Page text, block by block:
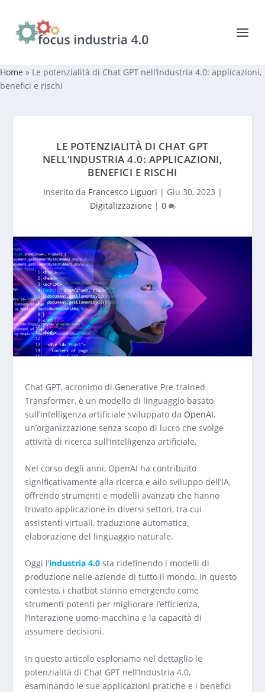
Home » Le potenzialità di Chat GPT nell’industria 4.0: applicazioni,
benefici e rischi
LE POTENZIALITÀ DI CHAT GPT
NELL’INDUSTRIA 4.0: APPLICAZIONI,
BENEFICI E RISCHI
Inserito da Francesco Liguori | Giu 30, 2023 |
Digitalizzazione | 0
Chat GPT, acronimo di Generative Pre-trained
Transformer, è un modello di linguaggio basato
sull’intelligenza artificiale sviluppato da OpenAI,
un’organizzazione senza scopo di lucro che svolge
attività di ricerca sull’intelligenza artificiale.
Nel corso degli anni, OpenAI ha contribuito
significativamente alla ricerca e allo sviluppo dell’IA,
offrendo strumenti e modelli avanzati che hanno
trovato applicazione in diversi settori, tra cui
assistenti virtuali, traduzione automatica,
elaborazione del linguaggio naturale.
Oggi l’industria 4.0 sta ridefinendo i modelli di
produzione nelle aziende di tutto il mondo. In questo
contesto, i chatbot stanno emergendo come
strumenti potenti per migliorare l’efficienza,
l’interazione uomo-macchina e la capacità di
assumere decisioni.
In questo articolo esploriamo nel dettaglio le
potenzialità di Chat GPT nell’Industria 4.0,
esaminando le sue applicazioni pratiche e i benefici